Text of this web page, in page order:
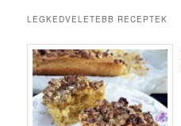
LEGKEDVELETEBB RECEPTEK